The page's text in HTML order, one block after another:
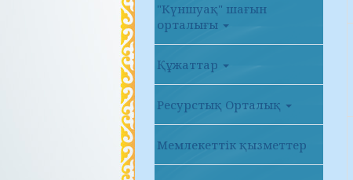
"Күншуақ" шағын
орталығы
Құжаттар
Ресурстық Орталық
Мемлекеттік қызметтер